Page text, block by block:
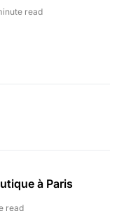
read
à Paris
read